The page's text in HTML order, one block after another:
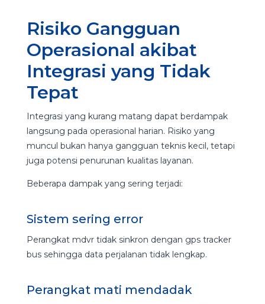
Risiko Gangguan
Operasional akibat
Integrasi yang Tidak
Tepat
Integrasi yang kurang matang dapat berdampak
langsung pada operasional harian. Risiko yang
muncul bukan hanya gangguan teknis kecil, tetapi
juga potensi penurunan kualitas layanan.
Beberapa dampak yang sering terjadi:
Sistem sering error
Perangkat mdvr tidak sinkron dengan gps tracker
bus sehingga data perjalanan tidak lengkap.
Perangkat mati mendadak